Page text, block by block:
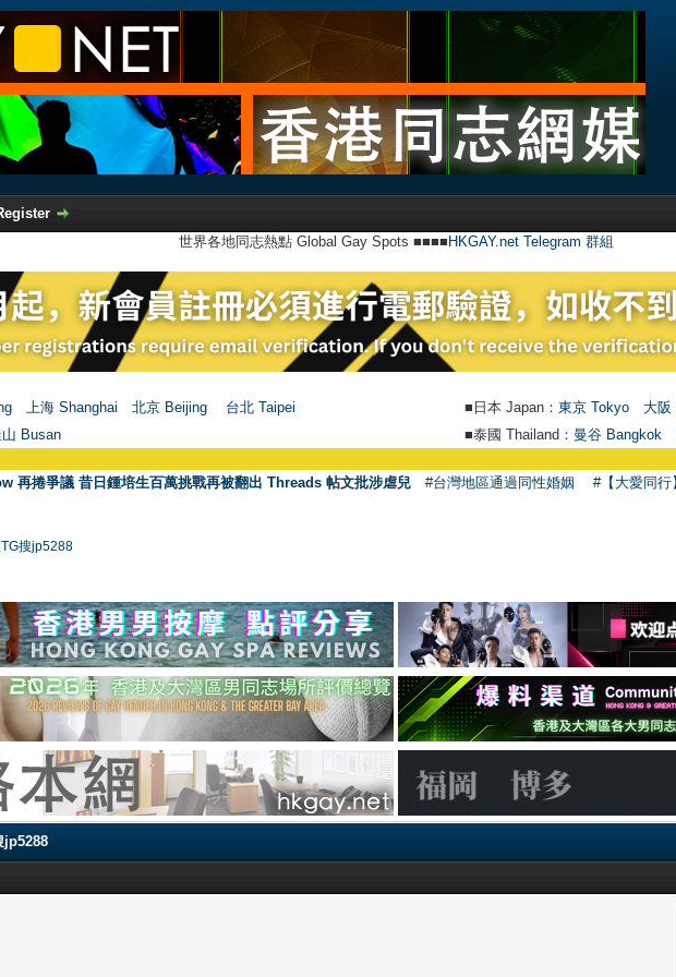
世界各地同志熱點 Global Gay Spots ■■■■ HKGAY.net Telegram 群組
上海 Shanghai 北京 Beijing 台北 Taipei ■日本 Japan： 東京 Tokyo 大阪
Busan ■泰國 Thailand： 曼谷 Bangkok
再捲爭議 昔日鍾培生百萬挑戰再被翻出 Threads 帖文批涉虐兒 #台灣地區通過同性婚姻 #【大愛同行
搜jp5288
jp5288